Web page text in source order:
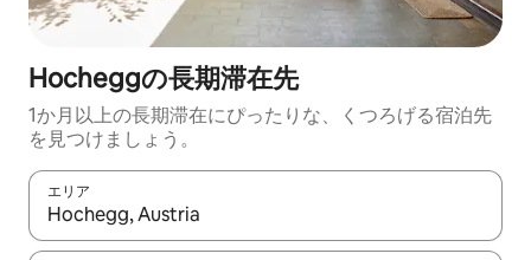
Hocheggの長期滞在先
1か月以上の長期滞在にぴったりな、くつろげる宿泊先
を見つけましょう。
エリア
検索結果が表示されたら、上下の矢印キーを使って移動するか